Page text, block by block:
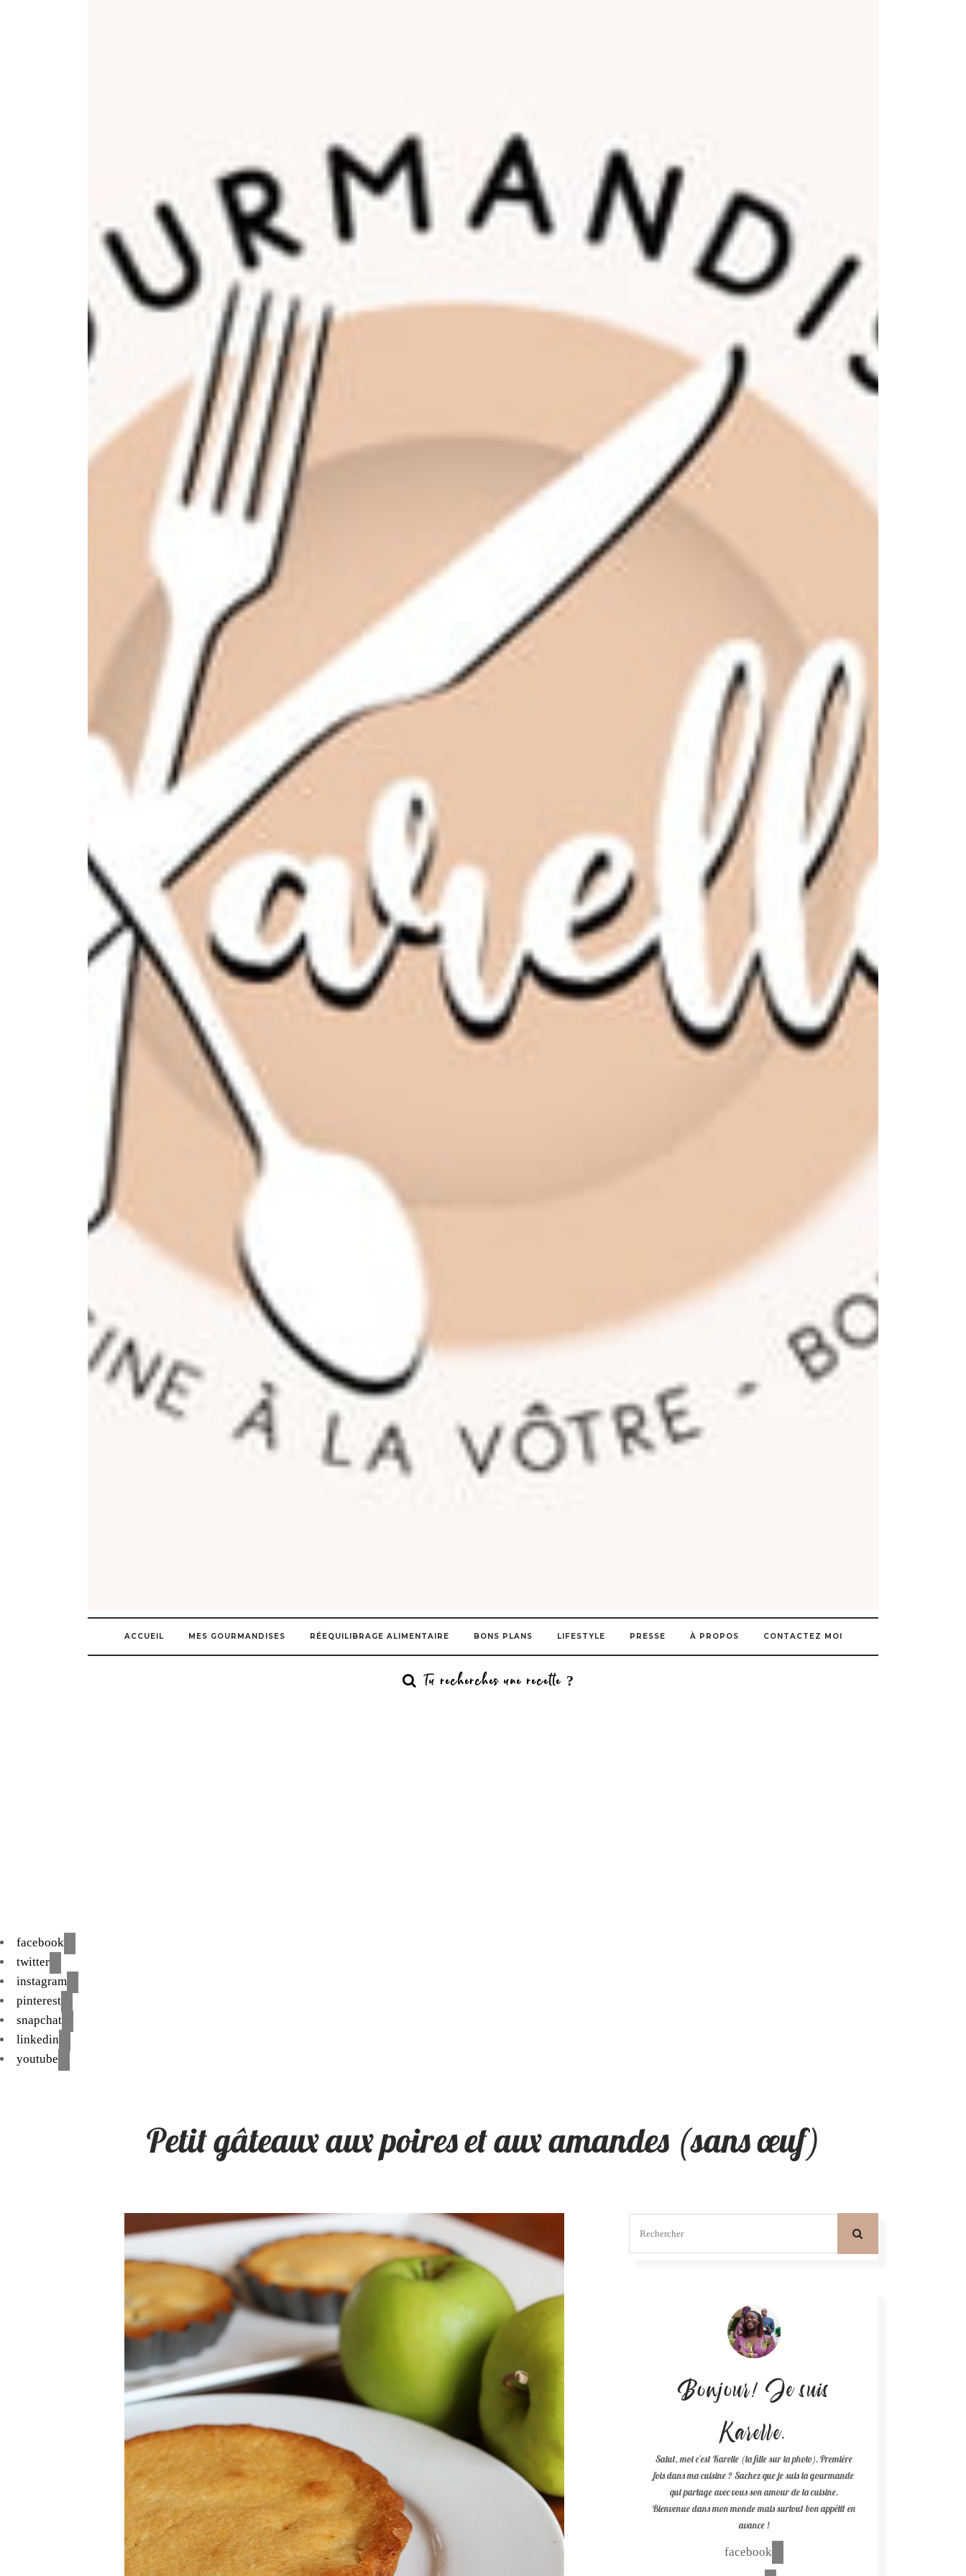
ACCUEIL MES GOURMANDISES RÉEQUILIBRAGE ALIMENTAIRE BONS PLANS LIFESTYLE PRESSE À PROPOS CONTACTEZ MOI
facebook
twitter
instagram
pinterest
snapchat
linkedin
youtube
Petit gâteaux aux poires et aux amandes (sans œuf)
Bonjour! Je suis
Karelle.
Salut, moi c'est Karelle (la fille sur la photo). Première
fois dans ma cuisine ? Sachez que je suis la gourmande
qui partage avec vous son amour de la cuisine.
Bienvenue dans mon monde mais surtout bon appétit en
avance !
facebook